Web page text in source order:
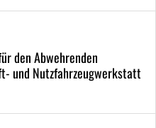
den Abwehrenden
und Nutzfahrzeugwerkstatt